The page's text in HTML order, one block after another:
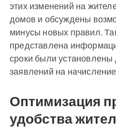
этих изменений на
домов и обсуждены
минусы новых правил.
представлена
сроки были установлены
заявлений на
Оптимизация
удобства